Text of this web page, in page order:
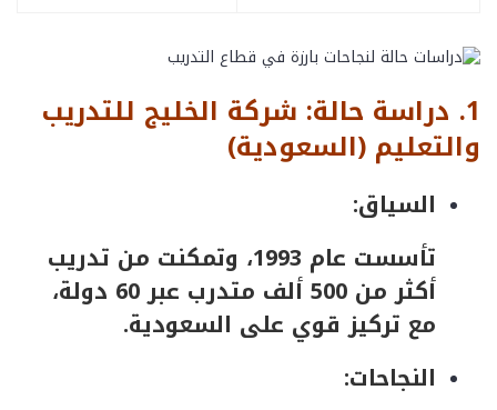
1. دراسة حالة: شركة الخليج للتدريب
والتعليم (السعودية)
السياق:
تأسست عام 1993، وتمكنت من تدريب
أكثر من 500 ألف متدرب عبر 60 دولة،
مع تركيز قوي على السعودية.
النجاحات: